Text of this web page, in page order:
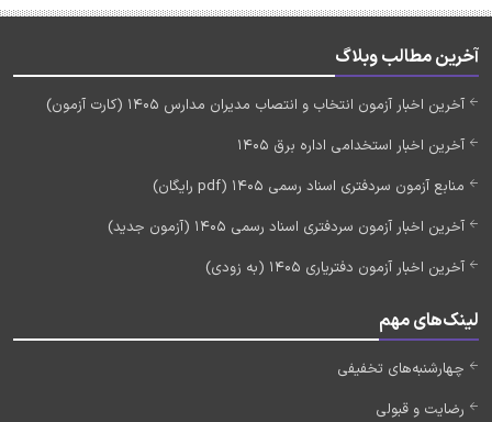
آخرین مطالب وبلاگ
آخرین اخبار آزمون انتخاب و انتصاب مدیران مدارس 1405 (کارت آزمون)
آخرین اخبار استخدامی اداره برق 1405
منابع آزمون سردفتری اسناد رسمی 1405 (pdf رایگان)
آخرین اخبار آزمون سردفتری اسناد رسمی 1405 (آزمون جدید)
آخرین اخبار آزمون دفتریاری 1405 (به زودی)
لینک‌های مهم
چهارشنبه‌های تخفیفی
رضایت و قبولی